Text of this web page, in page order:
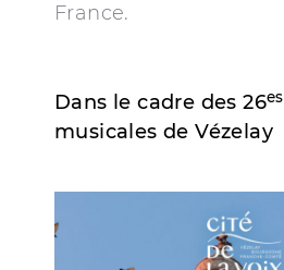
France.
Dans le cadre des 26es
musicales de Vézelay